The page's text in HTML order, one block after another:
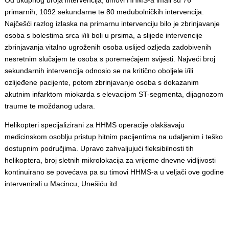
primarnih, 1092 sekundarne te 80 međubolničkih intervencija.
Najčešći razlog izlaska na primarnu intervenciju bilo je zbrinjavanje
osoba s bolestima srca i/ili boli u prsima, a slijede intervencije
zbrinjavanja vitalno ugroženih osoba uslijed ozljeda zadobivenih
nesretnim slučajem te osoba s poremećajem svijesti. Najveći broj
sekundarnih intervencija odnosio se na kritično oboljele i/ili
ozlijeđene pacijente, potom zbrinjavanje osoba s dokazanim
akutnim infarktom miokarda s elevacijom ST-segmenta, dijagnozom
traume te moždanog udara.
Helikopteri specijalizirani za HHMS operacije olakšavaju
medicinskom osoblju pristup hitnim pacijentima na udaljenim i teško
dostupnim područjima. Upravo zahvaljujući fleksibilnosti tih
helikoptera, broj sletnih mikrolokacija za vrijeme dnevne vidljivosti
kontinuirano se povećava pa su timovi HHMS-a u veljači ove godine
intervenirali u Macincu, Unešiću itd.